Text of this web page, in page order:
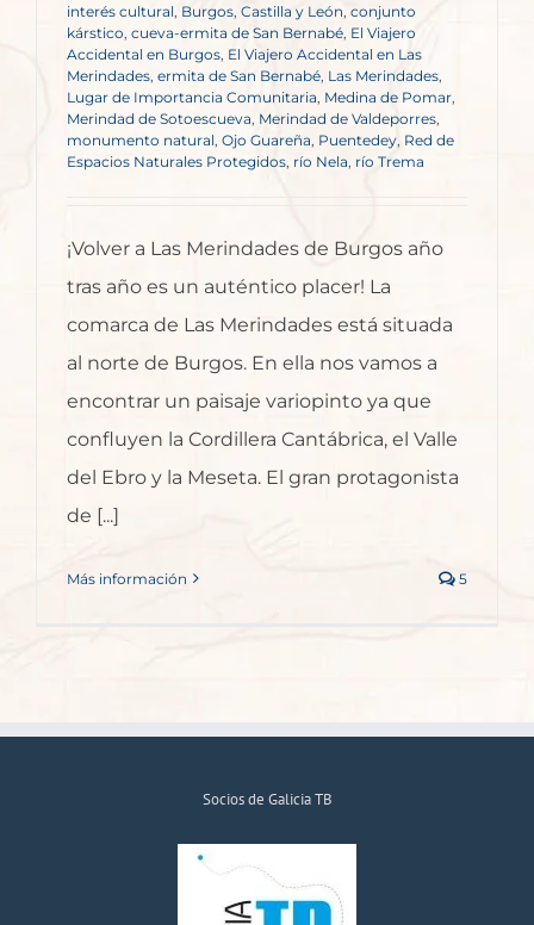
interés cultural Burgos, Castilla y León, conjunto
kárstico, cueva-ermita de San Bernabé, El Viajero
Accidental en Burgos, El Viajero Accidental en Las
Merindades ermita de San Bernabé Las Merindades,
Lugar de Importancia Comunitaria Medina de Pomar,
Merindad de Sotoescueva Merindad de Valdeporres
monumento natural Ojo Guareña Puentedey Red de
Espacios Naturales Protegidos río Nela río Trema
¡Volver a Las Merindades de Burgos año
tras año es un auténtico placer! La
comarca de Las Merindades está situada
al norte de Burgos. En ella nos vamos a
encontrar un paisaje variopinto ya que
confluyen la Cordillera Cantábrica, el Valle
del Ebro y la Meseta. El gran protagonista
de [...]
Más información 5
Socios de Galicia TB